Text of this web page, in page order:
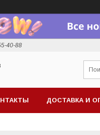
40-88
ДОСТАВКА И